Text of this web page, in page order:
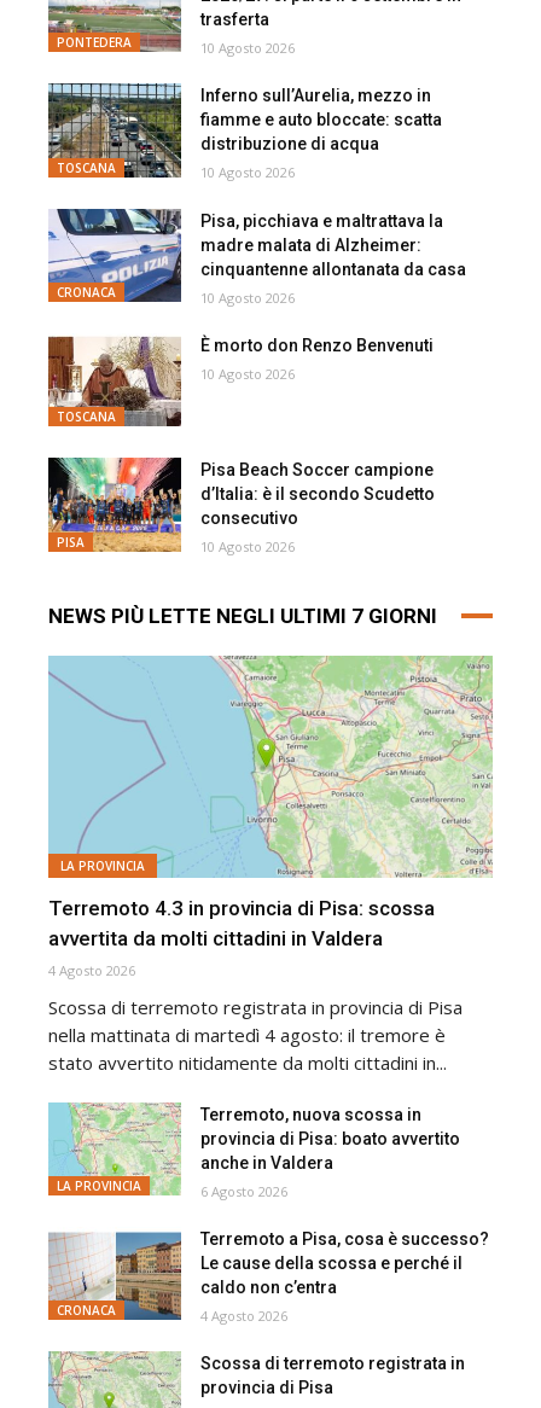
PONTEDERA
trasferta
10 Agosto 2026
TOSCANA
Inferno sull’Aurelia, mezzo in
fiamme e auto bloccate: scatta
distribuzione di acqua
10 Agosto 2026
CRONACA
Pisa, picchiava e maltrattava la
madre malata di Alzheimer:
cinquantenne allontanata da casa
10 Agosto 2026
TOSCANA
È morto don Renzo Benvenuti
10 Agosto 2026
PISA
Pisa Beach Soccer campione
d’Italia: è il secondo Scudetto
consecutivo
10 Agosto 2026
NEWS PIÙ LETTE NEGLI ULTIMI 7 GIORNI
LA PROVINCIA
Terremoto 4.3 in provincia di Pisa: scossa
avvertita da molti cittadini in Valdera
4 Agosto 2026
Scossa di terremoto registrata in provincia di Pisa
nella mattinata di martedì 4 agosto: il tremore è
stato avvertito nitidamente da molti cittadini in...
LA PROVINCIA
Terremoto, nuova scossa in
provincia di Pisa: boato avvertito
anche in Valdera
6 Agosto 2026
CRONACA
Terremoto a Pisa, cosa è successo?
Le cause della scossa e perché il
caldo non c’entra
4 Agosto 2026
Scossa di terremoto registrata in
provincia di Pisa